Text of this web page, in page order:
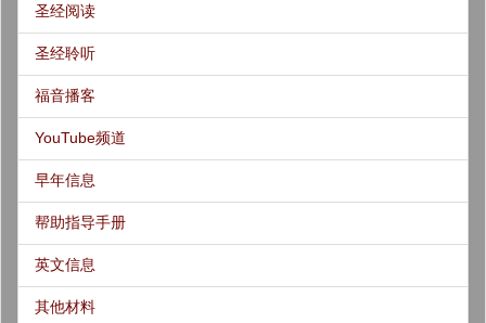
圣经阅读
圣经聆听
福音播客
YouTube频道
早年信息
帮助指导手册
英文信息
其他材料